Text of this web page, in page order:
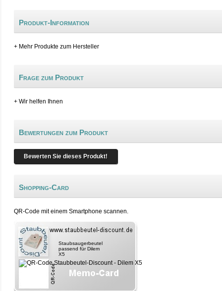
Produkt-Information
+ Mehr Produkte zum Hersteller
Frage zum Produkt
+ Wir helfen Ihnen
Bewertungen zum Produkt
Bewerten Sie dieses Produkt!
Shopping-Card
QR-Code mit einem Smartphone scannen.
Staubsaugerbeutel
passend für Dilem
X5